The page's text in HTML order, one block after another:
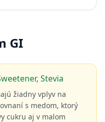
GI
Stevia
žiadny vplyv na
s medom, ktorý
cukru aj v malom